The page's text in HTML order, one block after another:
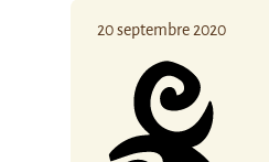
20 septembre 2020